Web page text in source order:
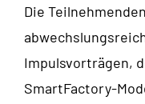
Die
Impulsvorträgen,
SmartFactory-